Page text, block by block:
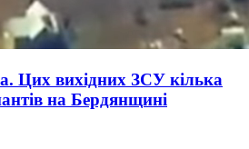
Цих вихідних ЗСУ кілька
на Бердянщині